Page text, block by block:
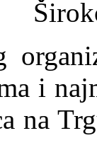
i
na